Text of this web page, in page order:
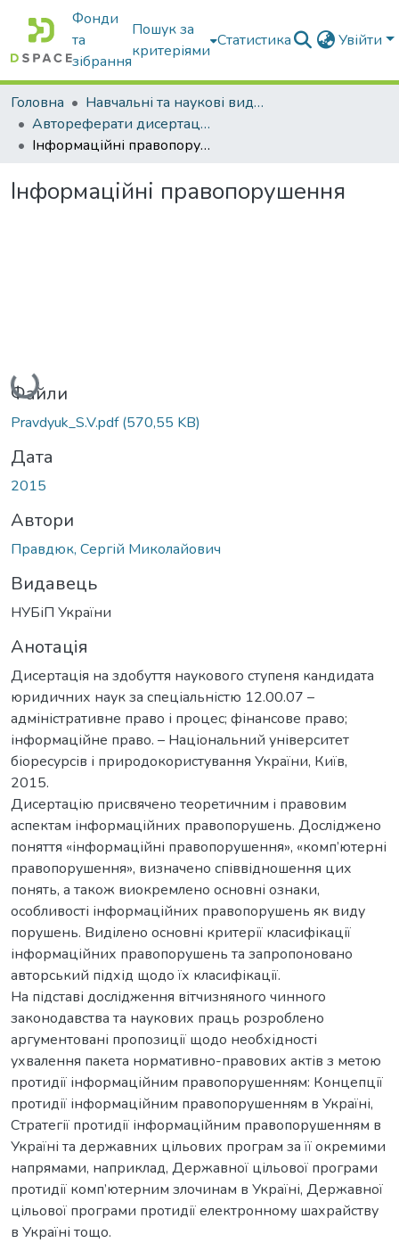
Фонди
та
зібрання
Пошук за
критеріями
Статистика Увійти
Головна
Навчальні та наукові видання
Автореферати дисертацій та дисертації
Інформаційні правопорушення
Інформаційні правопорушення
Вантажиться...
Файли
Pravdyuk_S.V.pdf(570,55 KB)
Дата
2015
Автори
Правдюк, Сергій Миколайович
Видавець
НУБіП України
Анотація
Дисертація на здобуття наукового ступеня кандидата
юридичних наук за спеціальністю 12.00.07 –
адміністративне право і процес; фінансове право;
інформаційне право. – Національний університет
біоресурсів і природокористування України, Київ,
2015.
Дисертацію присвячено теоретичним і правовим
аспектам інформаційних правопорушень. Досліджено
поняття «інформаційні правопорушення», «комп’ютерні
правопорушення», визначено співвідношення цих
понять, а також виокремлено основні ознаки,
особливості інформаційних правопорушень як виду
порушень. Виділено основні критерії класифікації
інформаційних правопорушень та запропоновано
авторський підхід щодо їх класифікації.
На підставі дослідження вітчизняного чинного
законодавства та наукових праць розроблено
аргументовані пропозиції щодо необхідності
ухвалення пакета нормативно-правових актів з метою
протидії інформаційним правопорушенням: Концепції
протидії інформаційним правопорушенням в Україні,
Стратегії протидії інформаційним правопорушенням в
Україні та державних цільових програм за її окремими
напрямами, наприклад, Державної цільової програми
протидії комп’ютерним злочинам в Україні, Державної
цільової програми протидії електронному шахрайству
в Україні тощо.